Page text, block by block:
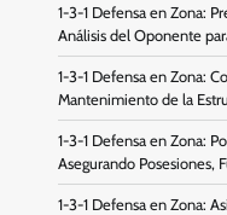
1-3-1 Defensa en Zona:
Análisis del Oponente
1-3-1 Defensa en Zona:
Mantenimiento de la
1-3-1 Defensa en Zona:
Asegurando Posesiones,
1-3-1 Defensa en Zona: